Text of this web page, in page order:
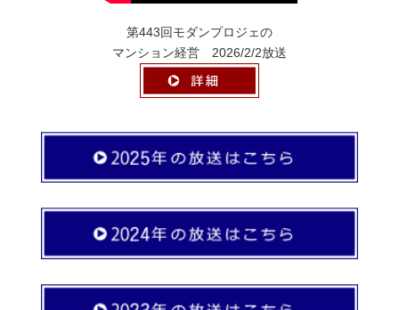
第443回モダンプロジェの
マンション経営 2026/2/2放送